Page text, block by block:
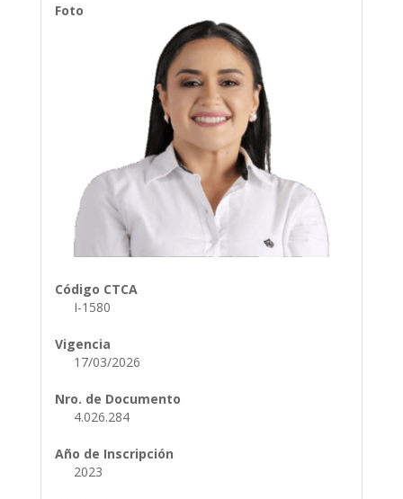
Foto
Código CTCA
I-1580
Vigencia
17/03/2026
Nro. de Documento
4.026.284
Año de Inscripción
2023